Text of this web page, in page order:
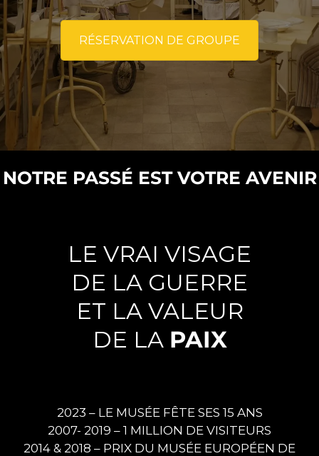
RÉSERVATION DE GROUPE
NOTRE PASSÉ EST VOTRE AVENIR
LE VRAI VISAGE
DE LA GUERRE
ET LA VALEUR
DE LA PAIX
2023 – LE MUSÉE FÊTE SES 15 ANS
2007- 2019 – 1 MILLION DE VISITEURS
2014 & 2018 – PRIX DU MUSÉE EUROPÉEN DE